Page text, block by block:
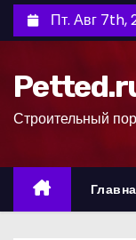
е
с
Пт. Авг 7th,
Строительный